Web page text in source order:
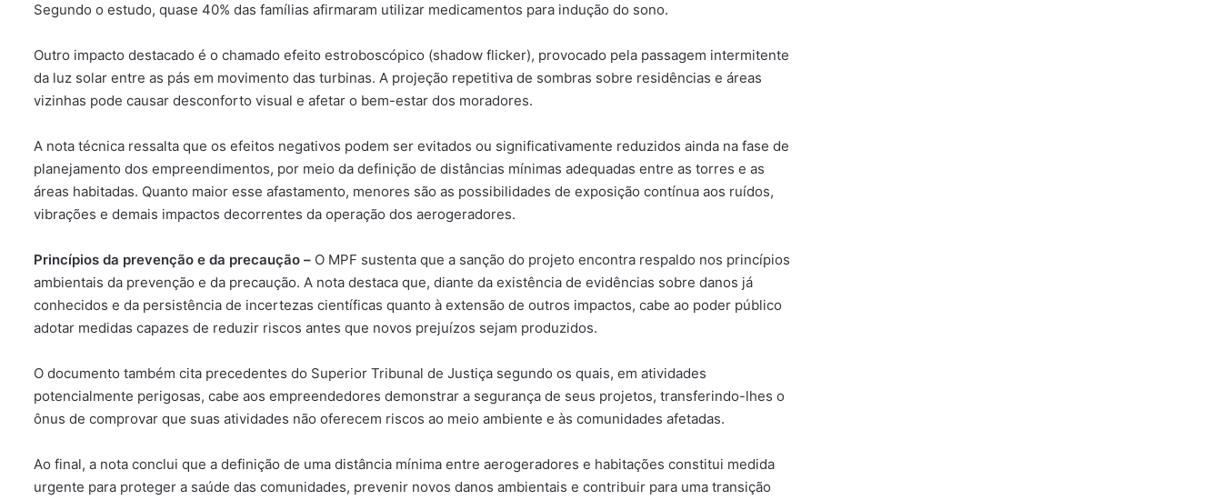
Segundo o estudo, quase 40% das famílias afirmaram utilizar medicamentos para indução do sono.
Outro impacto destacado é o chamado efeito estroboscópico (shadow flicker), provocado pela passagem intermitente
da luz solar entre as pás em movimento das turbinas. A projeção repetitiva de sombras sobre residências e áreas
vizinhas pode causar desconforto visual e afetar o bem-estar dos moradores.
A nota técnica ressalta que os efeitos negativos podem ser evitados ou significativamente reduzidos ainda na fase de
planejamento dos empreendimentos, por meio da definição de distâncias mínimas adequadas entre as torres e as
áreas habitadas. Quanto maior esse afastamento, menores são as possibilidades de exposição contínua aos ruídos,
vibrações e demais impactos decorrentes da operação dos aerogeradores.
Princípios da prevenção e da precaução – O MPF sustenta que a sanção do projeto encontra respaldo nos princípios
ambientais da prevenção e da precaução. A nota destaca que, diante da existência de evidências sobre danos já
conhecidos e da persistência de incertezas científicas quanto à extensão de outros impactos, cabe ao poder público
adotar medidas capazes de reduzir riscos antes que novos prejuízos sejam produzidos.
O documento também cita precedentes do Superior Tribunal de Justiça segundo os quais, em atividades
potencialmente perigosas, cabe aos empreendedores demonstrar a segurança de seus projetos, transferindo-lhes o
ônus de comprovar que suas atividades não oferecem riscos ao meio ambiente e às comunidades afetadas.
Ao final, a nota conclui que a definição de uma distância mínima entre aerogeradores e habitações constitui medida
urgente para proteger a saúde das comunidades, prevenir novos danos ambientais e contribuir para uma transição